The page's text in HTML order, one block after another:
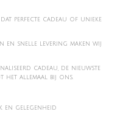
perfecte cadeau of unieke
en snelle levering maken wij
cadeau, de nieuwste
het allemaal bij ons.
en gelegenheid